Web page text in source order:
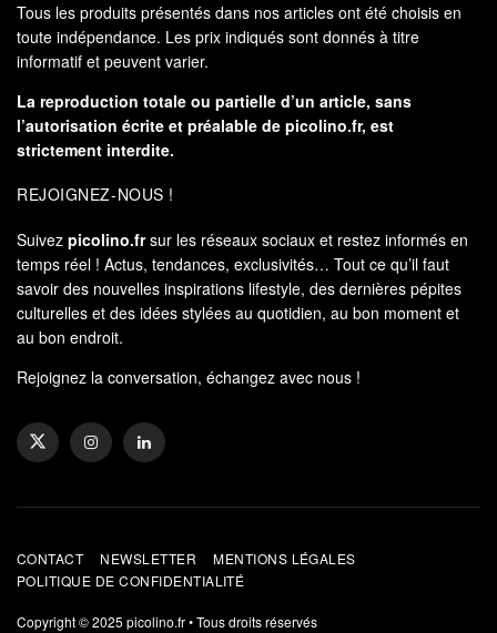
Tous les produits présentés dans nos articles ont été choisis en
toute indépendance. Les prix indiqués sont donnés à titre
informatif et peuvent varier.
La reproduction totale ou partielle d’un article, sans
l’autorisation écrite et préalable de picolino.fr, est
strictement interdite.
REJOIGNEZ-NOUS !
Suivez picolino.frsur les réseaux sociaux et restez informés en
temps réel ! Actus, tendances, exclusivités… Tout ce qu’il faut
savoir des nouvelles inspirations lifestyle, des dernières pépites
culturelles et des idées stylées au quotidien, au bon moment et
au bon endroit.
Rejoignez la conversation, échangez avec nous !
CONTACT NEWSLETTER
MENTIONS LÉGALES
POLITIQUE DE CONFIDENTIALITÉ
Copyright © 2025 picolino.fr• Tous droits réservés